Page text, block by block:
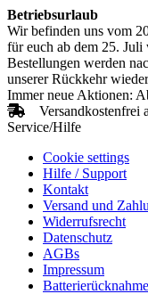
Betriebsurlaub
Wir befinden uns vom
für euch ab dem 25.
Bestellungen werden
unserer Rückkehr
Immer neue Aktionen:
Versandkostenfrei
Service/Hilfe
Cookie settings
Hilfe / Support
Kontakt
Versand und
Widerrufsrecht
Datenschutz
AGBs
Impressum
Batterierücknahme